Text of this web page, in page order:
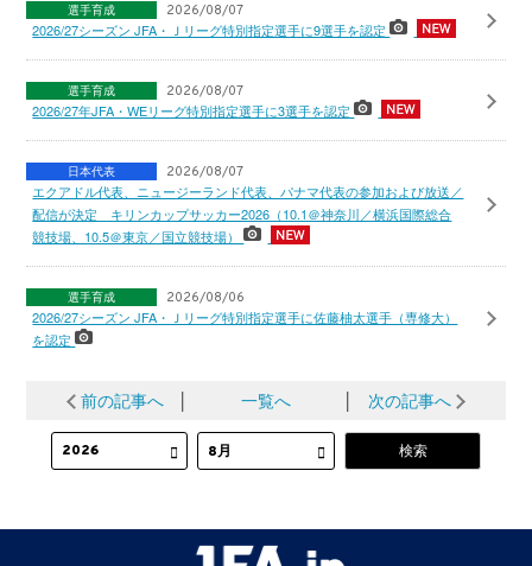
選手育成 2026/08/07
2026/27シーズン JFA・Ｊリーグ特別指定選手に9選手を認定
選手育成 2026/08/07
2026/27年JFA・WEリーグ特別指定選手に3選手を認定
日本代表 2026/08/07
エクアドル代表、ニュージーランド代表、パナマ代表の参加および放送／
配信が決定 キリンカップサッカー2026（10.1＠神奈川／横浜国際総合
競技場、10.5＠東京／国立競技場）
選手育成 2026/08/06
2026/27シーズン JFA・Ｊリーグ特別指定選手に佐藤柚太選手（専修大）
を認定
前の記事へ 一覧へ 次の記事へ